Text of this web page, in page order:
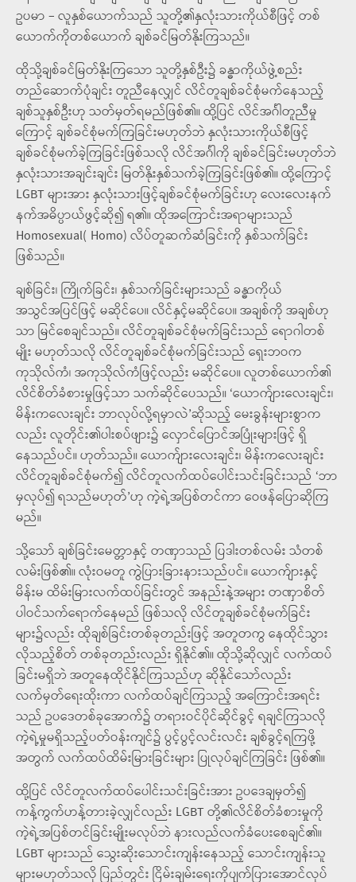
ဥပမာ – လူနှစ်ယောက်သည် သူတို့၏နှလုံးသားကိုယ်စီဖြင့် တစ်
ယောက်ကိုတစ်ယောက် ချစ်ခင်မြတ်နိုးကြသည်။
ထိုသို့ချစ်ခင်မြတ်နိုးကြသော သူတို့နှစ်ဦး၌ ခန္ဓာကိုယ်ဖွဲ့စည်း
တည်ဆောက်ပုံချင်း တူညီနေလျှင် လိင်တူချစ်ခင်စုံမက်နေသည့်
ချစ်သူနှစ်ဦးဟု သတ်မှတ်ရမည်ဖြစ်၏။ ထို့ပြင် လိင်အင်္ဂါတူညီမှု
ကြောင့် ချစ်ခင်စုံမက်ကြခြင်းမဟုတ်ဘဲ နှလုံးသားကိုယ်စီဖြင့်
ချစ်ခင်စုံမက်ခဲ့ကြခြင်းဖြစ်သလို လိင်အင်္ဂါကို ချစ်ခင်ခြင်းမဟုတ်ဘဲ
နှလုံးသားအချင်းချင်း မြတ်နိုးနှစ်သက်ခဲ့ကြခြင်းဖြစ်၏။ ထို့ကြောင့်
LGBT များအား နှလုံးသားဖြင့်ချစ်ခင်စုံမက်ခြင်းဟု လေးလေးနက်
နက်အဓိပ္ပာယ်ဖွင့်ဆို၍ ရ၏။ ထိုအကြောင်းအရာများသည်
Homosexual( Homo) လိပ်တူဆက်ဆံခြင်းကို နှစ်သက်ခြင်း
ဖြစ်သည်။
ချစ်ခြင်း၊ ကြိုက်ခြင်း၊ နှစ်သက်ခြင်းများသည် ခန္ဓာကိုယ်
အသွင်အပြင်ဖြင့် မဆိုင်ပေ။ လိင်နှင့်မဆိုင်ပေ။ အချစ်ကို အချစ်ဟု
သာ မြင်စေချင်သည်။ လိင်တူချစ်ခင်စုံမက်ခြင်းသည် ရောဂါတစ်
မျိုး မဟုတ်သလို လိင်တူချစ်ခင်စုံမက်ခြင်းသည် ရှေးဘဝက
ကုသိုလ်ကံ၊ အကုသိုလ်ကံဖြင့်လည်း မဆိုင်ပေ။ လူတစ်ယောက်၏
လိင်စိတ်ခံစားမှုဖြင့်သာ သက်ဆိုင်ပေသည်။ ‘ယောက်ျားလေးချင်း၊
မိန်းကလေးချင်း ဘာလုပ်လို့ရမှာလဲ’ဆိုသည့် မေးခွန်းများစွာက
လည်း လူတိုင်း၏ပါးစပ်ဖျား၌ လှောင်ပြောင်အပြုံးများဖြင့် ရှိ
နေသည်ပင်။ ဟုတ်သည်။ ယောက်ျားလေးချင်း၊ မိန်းကလေးချင်း
လိင်တူချစ်ခင်စုံမက်၍ လိင်တူလက်ထပ်ပေါင်းသင်းခြင်းသည် ‘ဘာ
မှလုပ်၍ ရသည်မဟုတ်’ဟု ကဲ့ရဲ့အပြစ်တင်ကာ ဝေဖန်ပြောဆိုကြ
မည်။
သို့သော် ချစ်ခြင်းမေတ္တာနှင့် တဏှာသည် ပြဒါးတစ်လမ်း သံတစ်
လမ်းဖြစ်၏။ လုံးဝမတူ ကွဲပြားခြားနားသည်ပင်။ ယောက်ျားနှင့်
မိန်းမ ထိမ်းမြားလက်ထပ်ခြင်းတွင် အနည်းနဲ့အများ တဏှာစိတ်
ပါဝင်သက်ရောက်နေမည် ဖြစ်သလို လိင်တူချစ်ခင်စုံမက်ခြင်း
များ၌လည်း ထိုချစ်ခြင်းတစ်ခုတည်းဖြင့် အတူတကွ နေထိုင်သွား
လိုသည့်စိတ် တစ်ခုတည်းလည်း ရှိနိုင်၏။ ထိုသို့ဆိုလျှင် လက်ထပ်
ခြင်းမရှိဘဲ အတူနေထိုင်နိုင်ကြသည်ဟု ဆိုနိုင်သော်လည်း
လက်မှတ်ရေးထိုးကာ လက်ထပ်ချင်ကြသည့် အကြောင်းအရင်း
သည် ဥပဒေတစ်ခုအောက်၌ တရားဝင်ပိုင်ဆိုင်ခွင့် ရချင်ကြသလို
ကဲ့ရဲ့မှုမရှိသည့်ပတ်ဝန်းကျင်၌ ပွင့်ပွင့်လင်းလင်း ချစ်ခွင့်ရကြဖို့
အတွက် လက်ထပ်ထိမ်းမြားခြင်းများ ပြုလုပ်ချင်ကြခြင်း ဖြစ်၏။
ထို့ပြင် လိင်တူလက်ထပ်ပေါင်းသင်းခြင်းအား ဥပဒေချမှတ်၍
ကန့်ကွက်ဟန့်တားခဲ့လျှင်လည်း LGBT တို့၏လိင်စိတ်ခံစားမှုကို
ကဲ့ရဲ့အပြစ်တင်ခြင်းမျိုးမလုပ်ဘဲ နားလည်လက်ခံပေးစေချင်၏။
LGBT များသည် သွေးဆိုးသောင်းကျန်းနေသည့် သောင်းကျန်းသူ
များမဟုတ်သလို ပြည်တွင်း ငြိမ်းချမ်းရေးကိုပျက်ပြားအောင်လုပ်